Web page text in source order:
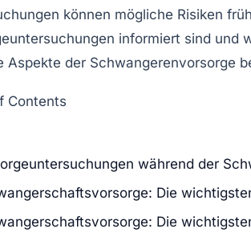
können mögliche Risiken
informiert sind und
Aspekte der Schwangerenvorsorge
Contents
während der
Die
Die